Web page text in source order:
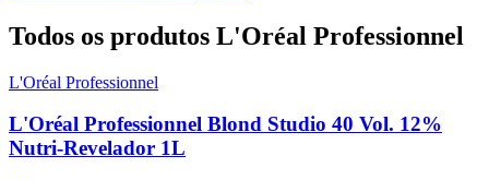
Todos os produtos L'Oréal Professionnel
L'Oréal Professionnel
L'Oréal Professionnel Blond Studio 40 Vol. 12%
Nutri-Revelador 1L